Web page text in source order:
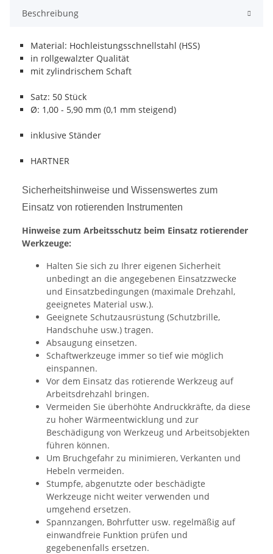
Beschreibung
Material: Hochleistungsschnellstahl (HSS)
in rollgewalzter Qualität
mit zylindrischem Schaft
Satz: 50 Stück
Ø: 1,00 - 5,90 mm (0,1 mm steigend)
inklusive Ständer
HARTNER
Sicherheitshinweise und Wissenswertes zum
Einsatz von rotierenden Instrumenten
Hinweise zum Arbeitsschutz beim Einsatz rotierender
Werkzeuge:
Halten Sie sich zu Ihrer eigenen Sicherheit
unbedingt an die angegebenen Einsatzzwecke
und Einsatzbedingungen (maximale Drehzahl,
geeignetes Material usw.).
Geeignete Schutzausrüstung (Schutzbrille,
Handschuhe usw.) tragen.
Absaugung einsetzen.
Schaftwerkzeuge immer so tief wie möglich
einspannen.
Vor dem Einsatz das rotierende Werkzeug auf
Arbeitsdrehzahl bringen.
Vermeiden Sie überhöhte Andruckkräfte, da diese
zu hoher Wärmeentwicklung und zur
Beschädigung von Werkzeug und Arbeitsobjekten
führen können.
Um Bruchgefahr zu minimieren, Verkanten und
Hebeln vermeiden.
Stumpfe, abgenutzte oder beschädigte
Werkzeuge nicht weiter verwenden und
umgehend ersetzen.
Spannzangen, Bohrfutter usw. regelmäßig auf
einwandfreie Funktion prüfen und
gegebenenfalls ersetzen.